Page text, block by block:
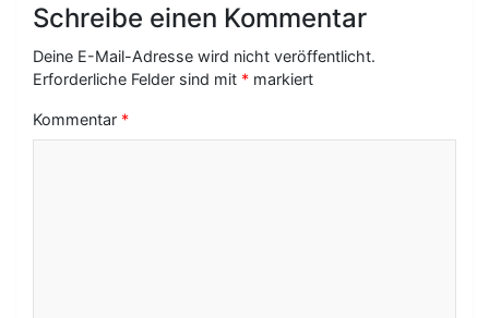
g
N
Schreibe einen Kommentar
Deine E-Mail-Adresse wird nicht veröffentlicht.
Erforderliche Felder sind mit * markiert
Kommentar *